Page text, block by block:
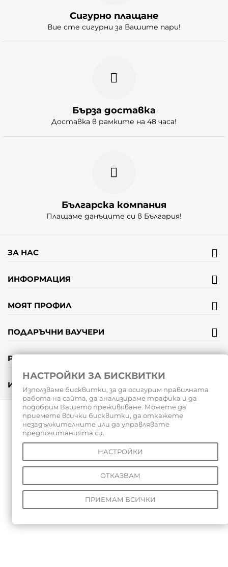
Сигурно плащане
Вие сте сигурни за Вашите пари!
Бърза доставка
Доставка в рамките на 48 часа!
Българска компания
Плащаме данъците си в България!
ЗА НАС
ИНФОРМАЦИЯ
МОЯТ ПРОФИЛ
ПОДАРЪЧНИ ВАУЧЕРИ
РЕВЮТА
ИНСТРУМЕНТИ
© 2026 Всички права запазени | Волейболен магазин
Хандбален магазин|Баскетболен магазин
Fox 40 Bulgaria
НАСТРОЙКИ ЗА БИСКВИТКИ
Използваме бисквитки, за да осигурим правилната
работа на сайта, да анализираме трафика и да
подобрим Вашето преживяване. Можете да
приемете всички бисквитки, да откажете
незадължителните или да управлявате
предпочитанията си.
НАСТРОЙКИ
ОТКАЗВАМ
ПРИЕМАМ ВСИЧКИ